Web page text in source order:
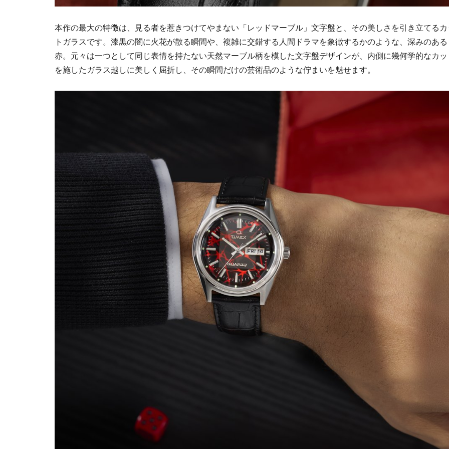
本作の最大の特徴は、見る者を惹きつけてやまない「レッドマーブル」文字盤と、その美しさを引き立てる
トガラスです。漆黒の闇に火花が散る瞬間や、複雑に交錯する人間ドラマを象徴するかのような、深みのある
赤。元々は一つとして同じ表情を持たない天然マーブル柄を模した文字盤デザインが、内側に幾何学的なカ
を施したガラス越しに美しく屈折し、その瞬間だけの芸術品のような佇まいを魅せます。